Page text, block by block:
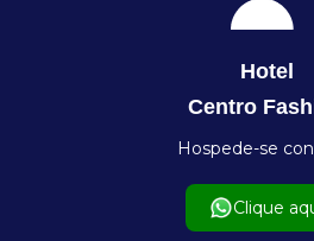
Hotel
Centro
Hospede-se
Clique